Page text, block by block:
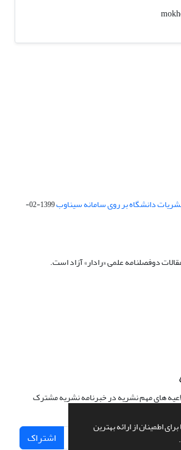
اطمینان از ارائه بهترین
نشریات دانشگاه بر روی سامانه سیناوب
1399-02-
دوفصلنامه علمی «رادار» آزاد است.
های مهم نشریه در خبرنامه نشریه مشترک
اشتراک